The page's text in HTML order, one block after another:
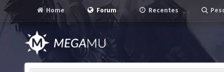
Home Forum Recentes